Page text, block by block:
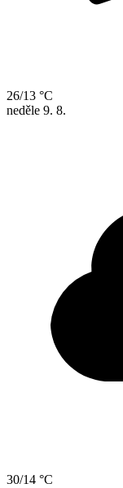
26/13 °C
neděle 9. 8.
30/14 °C